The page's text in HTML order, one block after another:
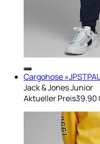
Cargohose
Jack & Jones Junior
Aktueller Preis39.90